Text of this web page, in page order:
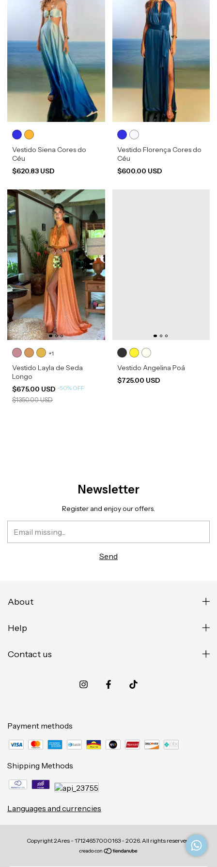
Vestido Siena Cores do
Céu
$620.83 USD
Vestido Florença Cores do
Céu
$600.00 USD
+1
Vestido Layla de Seda
Longo
$675.00 USD -50% OFF
$1350.00 USD
Vestido Angelina Poá
$725.00 USD
Newsletter
Register and enjoy our offers.
About
Help
Contact us
Payment methods
Shipping Methods
Languages and currencies
Copyright 2Ares - 17124657000163 - 2026. All rights reserved.